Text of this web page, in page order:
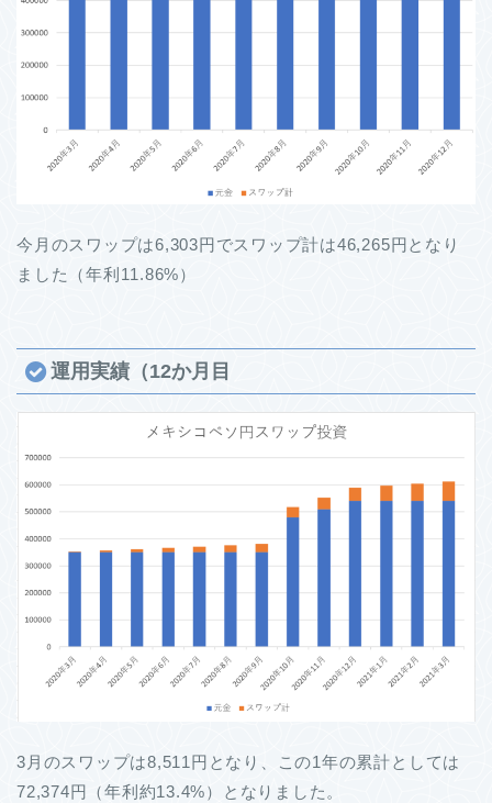
今月のスワップは6,303円でスワップ計は46,265円となり
ました（年利11.86%）
運用実績（12か月目
3月のスワップは8,511円となり、この1年の累計としては
72,374円（年利約13.4%）となりました。